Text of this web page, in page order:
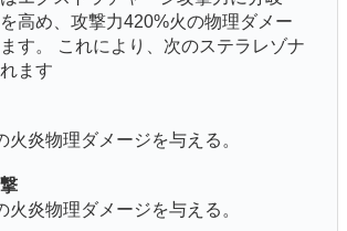
高め、攻撃力420%火の物理ダメー
す。 これにより、次のステラレゾナ
ます
火炎物理ダメージを与える。
火炎物理ダメージを与える。